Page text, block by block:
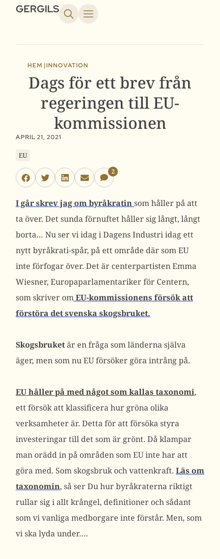
GERGILS
HEM |INNOVATION
Dags för ett brev från
regeringen till EU-
kommissionen
APRIL 21, 2021
EU
2
I går skrev jag om byråkratinsom håller på att
ta över. Det sunda förnuftet håller sig långt, långt
borta… Nu ser vi idag i Dagens Industri idag ett
nytt byråkrati-spår, på ett område där som EU
inte förfogar över. Det är centerpartisten Emma
Wiesner, Europaparlamentariker för Centern,
som skriver omEU-kommissionens försök att
förstöra det svenska skogsbruket.
Skogsbruketär en fråga som länderna själva
äger, men som nu EU försöker göra intrång på.
EU håller på med något som kallas taxonomi,
ett försök att klassificera hur gröna olika
verksamheter är. Detta för att försöka styra
investeringar till det som är grönt. Då klampar
man orädd in på områden som EU inte har att
göra med. Som skogsbruk och vattenkraft. Läs om
taxonomin, så ser Du hur byråkraterna riktigt
rullar sig i allt krångel, definitioner och sådant
som vi vanliga medborgare inte förstår. Men, som
vi ska lyda under….